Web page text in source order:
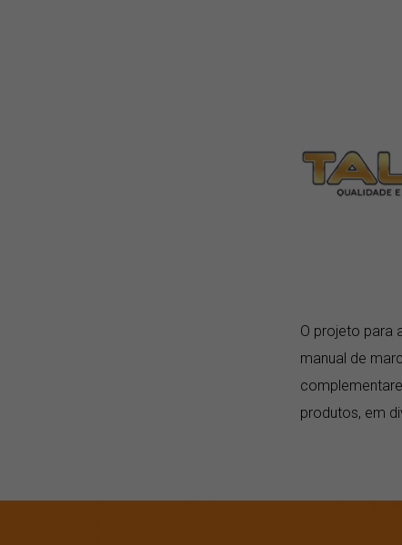
O projeto para
manual de
produtos, em